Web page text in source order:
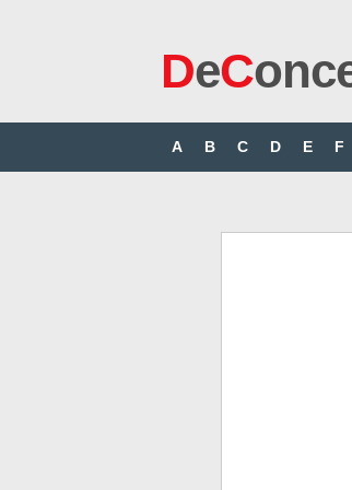
DeC
A B C D E F